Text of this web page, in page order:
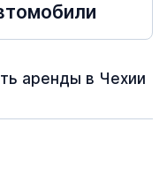
аренды в Чехии